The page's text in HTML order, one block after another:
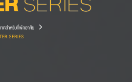
าศสำหรับที่พักอาศัย
SERIES